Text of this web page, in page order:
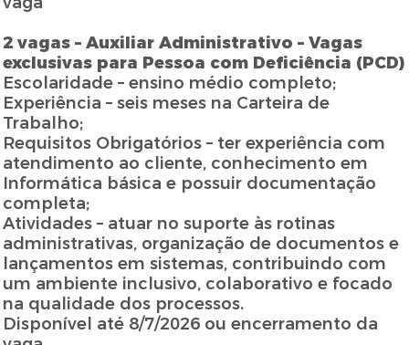
2 vagas – Auxiliar Administrativo – Vagas
exclusivas para Pessoa com Deficiência (PCD)
Escolaridade – ensino médio completo;
Experiência – seis meses na Carteira de
Trabalho;
Requisitos Obrigatórios – ter experiência com
atendimento ao cliente, conhecimento em
Informática básica e possuir documentação
completa;
Atividades – atuar no suporte às rotinas
administrativas, organização de documentos e
lançamentos em sistemas, contribuindo com
um ambiente inclusivo, colaborativo e focado
na qualidade dos processos.
Disponível até 8/7/2026 ou encerramento da